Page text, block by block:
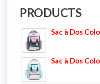
PRODUCTS
Sac à Dos
Sac à Dos